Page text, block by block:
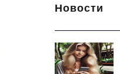
Новости